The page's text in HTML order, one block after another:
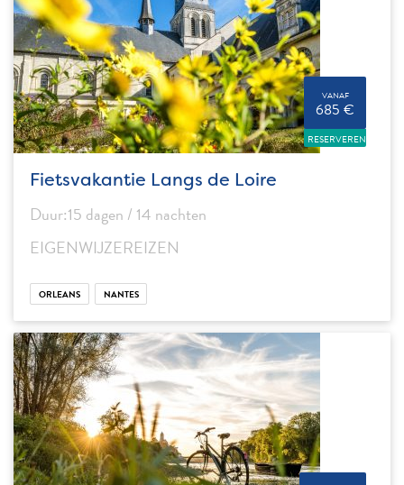
VANAF
685 €
RESERVEREN
Fietsvakantie Langs de Loire
Duur:15 dagen / 14 nachten
EIGENWIJZEREIZEN
ORLEANS NANTES